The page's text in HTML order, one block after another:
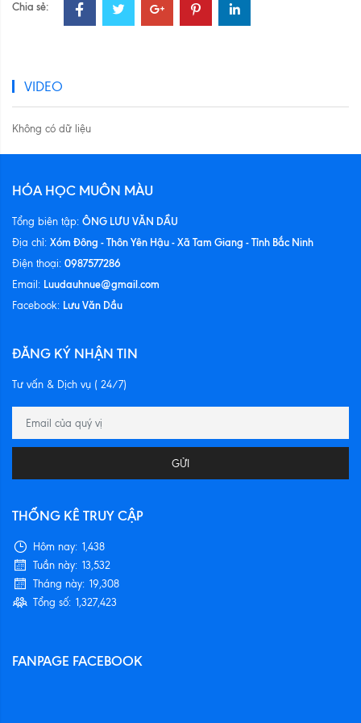
Chia sẻ:
VIDEO
Không có dữ liệu
HÓA HỌC MUÔN MÀU
Tổng biên tập: ÔNG LƯU VĂN DẦU
Địa chỉ: Xóm Đông - Thôn Yên Hậu - Xã Tam Giang - Tỉnh Bắc Ninh
Điện thoại: 0987577286
Email: Luudauhnue@gmail.com
Facebook: Lưu Văn Dầu
ĐĂNG KÝ NHẬN TIN
Tư vấn & Dịch vụ ( 24/7)
GỬI
THỐNG KÊ TRUY CẬP
Hôm nay: 1,438
Tuần này: 13,532
Tháng này: 19,308
Tổng số: 1,327,423
FANPAGE FACEBOOK